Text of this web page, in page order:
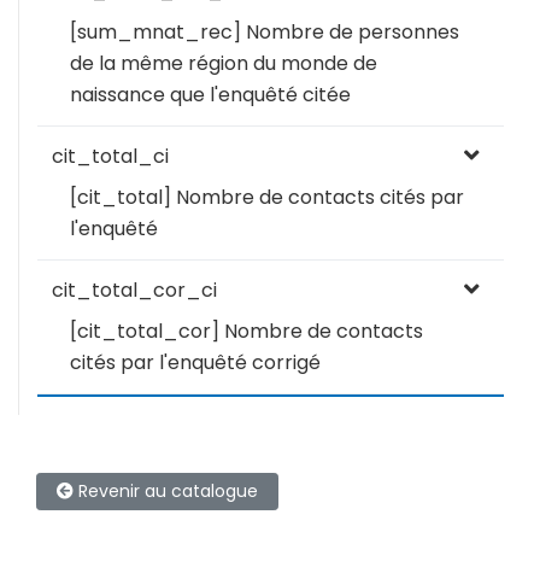
[sum_mnat_rec] Nombre de personnes
de la même région du monde de
naissance que l'enquêté citée
cit_total_ci
[cit_total] Nombre de contacts cités par
l'enquêté
cit_total_cor_ci
[cit_total_cor] Nombre de contacts
cités par l'enquêté corrigé
Revenir au catalogue